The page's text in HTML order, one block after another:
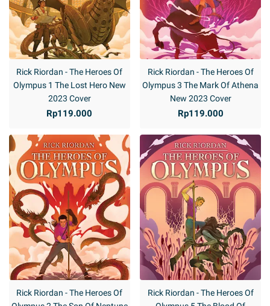
Rick Riordan - The Heroes Of
Olympus 1 The Lost Hero New
2023 Cover
Rp119.000
Rick Riordan - The Heroes Of
Olympus 3 The Mark Of Athena
New 2023 Cover
Rp119.000
Rick Riordan - The Heroes Of
Rick Riordan - The Heroes Of